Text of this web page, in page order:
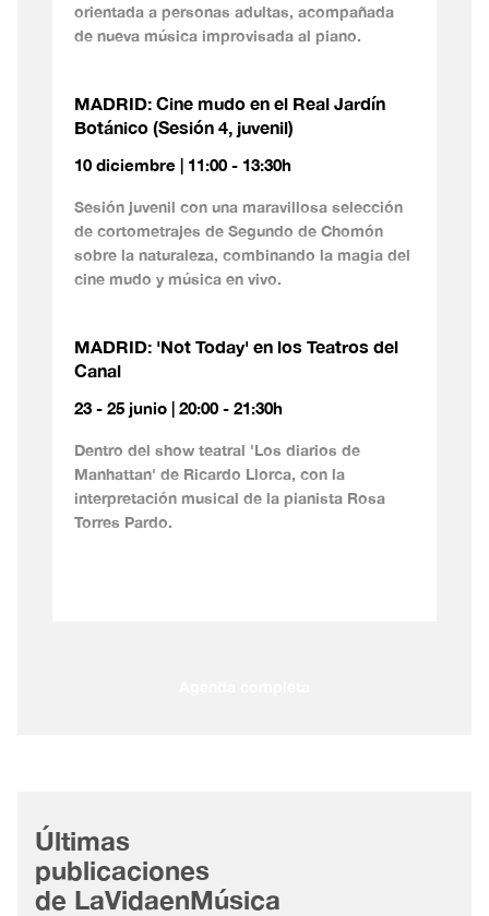
orientada a personas adultas, acompañada
de nueva música improvisada al piano.
MADRID: Cine mudo en el Real Jardín
Botánico (Sesión 4, juvenil)
10 diciembre | 11:00 - 13:30h
Sesión juvenil con una maravillosa selección
de cortometrajes de Segundo de Chomón
sobre la naturaleza, combinando la magia del
cine mudo y música en vivo.
MADRID: 'Not Today' en los Teatros del
Canal
23 - 25 junio | 20:00 - 21:30h
Dentro del show teatral 'Los diarios de
Manhattan' de Ricardo Llorca, con la
interpretación musical de la pianista Rosa
Torres Pardo.
Últimas
publicaciones
de LaVidaenMúsica